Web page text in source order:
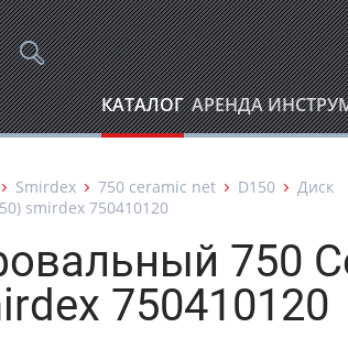
КАТАЛОГ АРЕНДА
Smirdex 750 ceramic net D150
Диск
smirdex 750410120
750
750410120